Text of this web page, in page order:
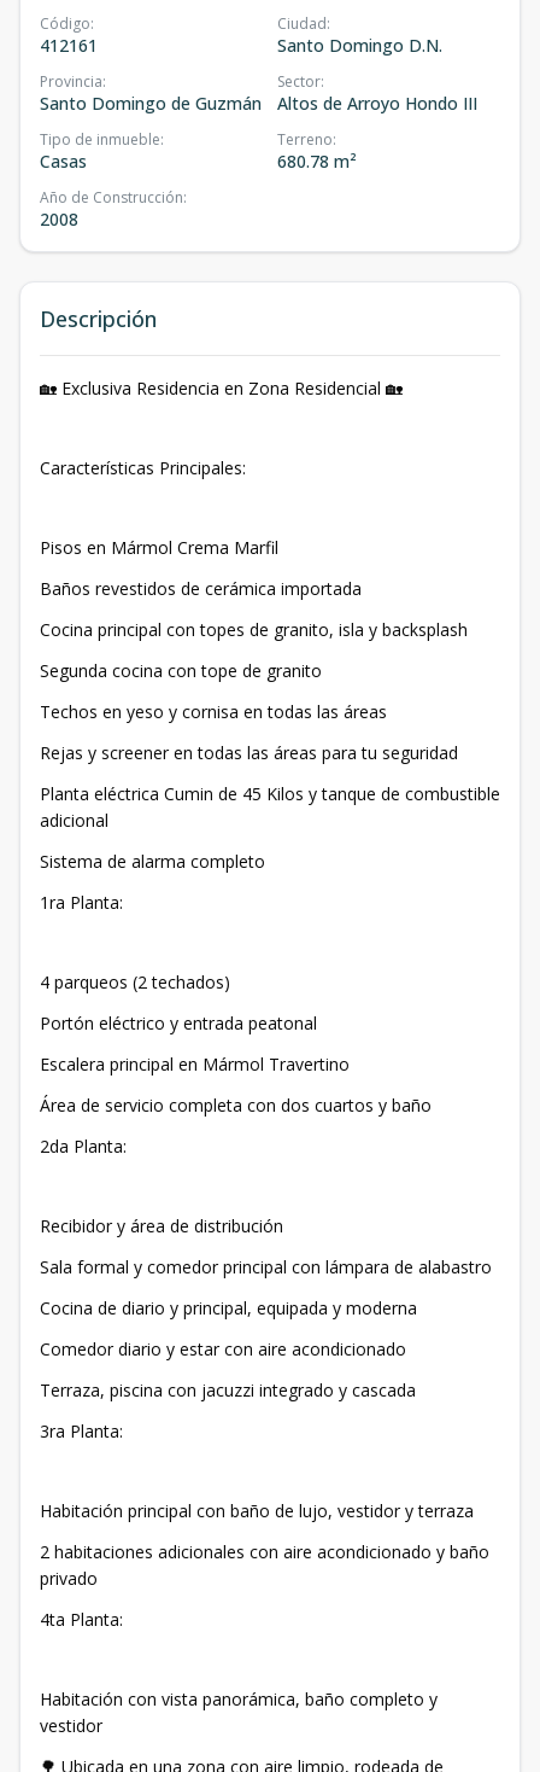
Código:
412161
Ciudad:
Santo Domingo D.N.
Provincia:
Santo Domingo de Guzmán
Sector:
Altos de Arroyo Hondo III
Tipo de inmueble:
Casas
Terreno:
680.78 m²
Año de Construcción:
2008
Descripción
🏡 Exclusiva Residencia en Zona Residencial 🏡
Características Principales:
Pisos en Mármol Crema Marfil
Baños revestidos de cerámica importada
Cocina principal con topes de granito, isla y backsplash
Segunda cocina con tope de granito
Techos en yeso y cornisa en todas las áreas
Rejas y screener en todas las áreas para tu seguridad
Planta eléctrica Cumin de 45 Kilos y tanque de combustible
adicional
Sistema de alarma completo
1ra Planta:
4 parqueos (2 techados)
Portón eléctrico y entrada peatonal
Escalera principal en Mármol Travertino
Área de servicio completa con dos cuartos y baño
2da Planta:
Recibidor y área de distribución
Sala formal y comedor principal con lámpara de alabastro
Cocina de diario y principal, equipada y moderna
Comedor diario y estar con aire acondicionado
Terraza, piscina con jacuzzi integrado y cascada
3ra Planta:
Habitación principal con baño de lujo, vestidor y terraza
2 habitaciones adicionales con aire acondicionado y baño
privado
4ta Planta:
Habitación con vista panorámica, baño completo y
vestidor
🌳 Ubicada en una zona con aire limpio, rodeada de